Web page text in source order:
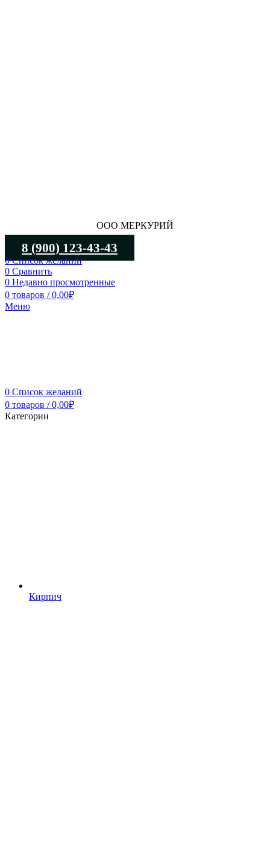
ООО МЕРКУРИЙ
8 (900) 123-43-43
0Список желаний
0 Сравнить
0 Недавно просмотренные
0 товаров / 0,00₽
Меню
0 Список желаний
0 товаров / 0,00₽
Категории
Кирпич